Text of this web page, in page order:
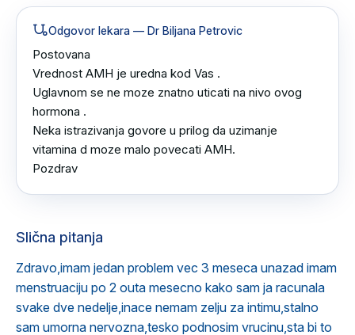
Odgovor lekara — Dr Biljana Petrovic
Postovana
Vrednost AMH je uredna kod Vas .
Uglavnom se ne moze znatno uticati na nivo ovog
hormona .
Neka istrazivanja govore u prilog da uzimanje
vitamina d moze malo povecati AMH.
Pozdrav
Slična pitanja
Zdravo,imam jedan problem vec 3 meseca unazad imam
menstruaciju po 2 outa mesecno kako sam ja racunala
svake dve nedelje,inace nemam zelju za intimu,stalno
sam umorna nervozna,tesko podnosim vrucinu,sta bi to